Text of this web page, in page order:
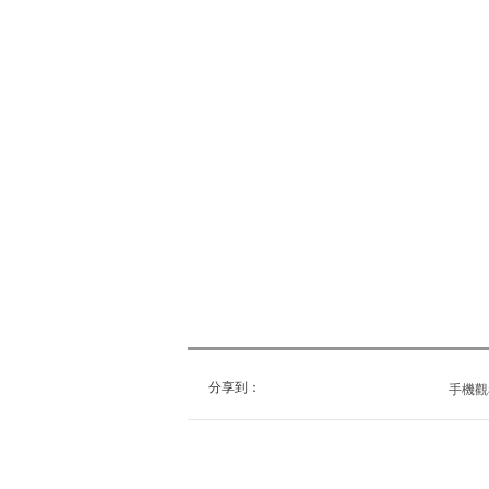
分享到： 手機